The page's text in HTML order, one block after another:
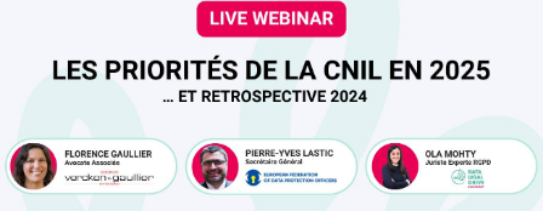
Essayer le logiciel